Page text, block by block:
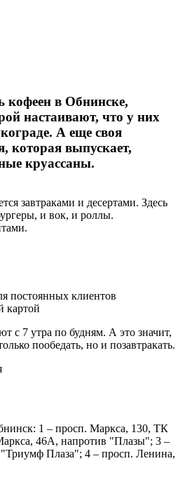
кофеен в Обнинске,
настаивают, что у них
А еще своя
которая выпускает,
круассаны.
завтраками и десертами. Здесь
и вок, и роллы.
постоянных клиентов
картой
с 7 утра по будням. А это значит,
пообедать, но и позавтракать.
1 – просп. Маркса, 130, ТК
46А, напротив "Плазы"; 3 –
Плаза"; 4 – просп. Ленина,